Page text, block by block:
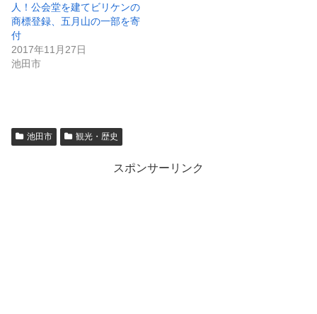
人！公会堂を建てビリケンの
商標登録、五月山の一部を寄
付
2017年11月27日
池田市
池田市 観光・歴史
スポンサーリンク